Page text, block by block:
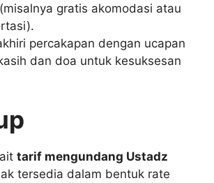
gratis akomodasi atau
percakapan dengan ucapan
dan doa untuk kesuksesan
tarif mengundang Ustadz
tersedia dalam bentuk rate